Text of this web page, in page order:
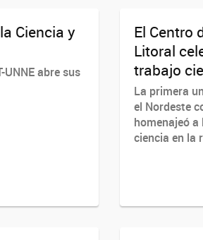
Ciencia y
UNNE abre sus
El Centro
Litoral
trabajo
La primera
el Nordeste
homenajeó
ciencia en la